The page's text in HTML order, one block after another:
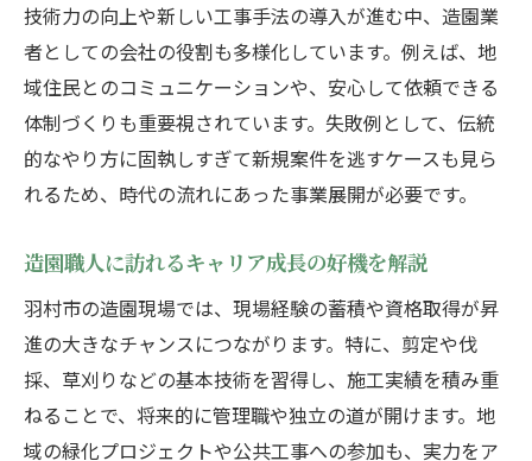
技術力の向上や新しい工事手法の導入が進む中、造園業
者としての会社の役割も多様化しています。例えば、地
域住民とのコミュニケーションや、安心して依頼できる
体制づくりも重要視されています。失敗例として、伝統
的なやり方に固執しすぎて新規案件を逃すケースも見ら
れるため、時代の流れにあった事業展開が必要です。
造園職人に訪れるキャリア成長の好機を解説
羽村市の造園現場では、現場経験の蓄積や資格取得が昇
進の大きなチャンスにつながります。特に、剪定や伐
採、草刈りなどの基本技術を習得し、施工実績を積み重
ねることで、将来的に管理職や独立の道が開けます。地
域の緑化プロジェクトや公共工事への参加も、実力をア